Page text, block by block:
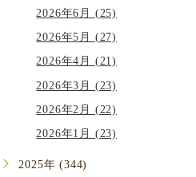
2026年6月 (25)
2026年5月 (27)
2026年4月 (21)
2026年3月 (23)
2026年2月 (22)
2026年1月 (23)
2025年 (344)